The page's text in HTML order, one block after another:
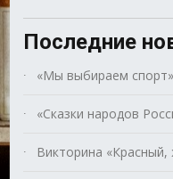
Последние
«Мы выбираем
«Сказки народов
Викторина